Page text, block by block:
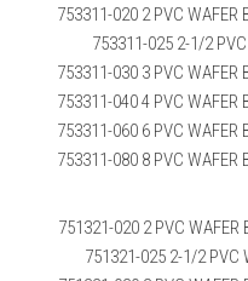
753311-020 2 PVC WAFER
753311-025 2-1/2
753311-030 3 PVC WAFER
753311-040 4 PVC WAFER
753311-060 6 PVC WAFER
753311-080 8 PVC WAFER
751321-020 2 PVC WAFER
751321-025 2-1/2 PVC